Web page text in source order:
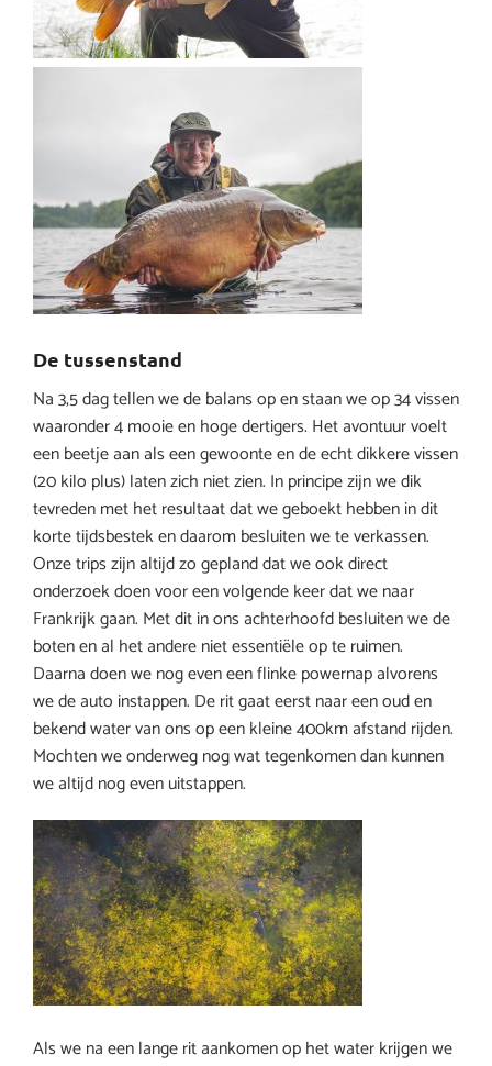
De tussenstand
Na 3,5 dag tellen we de balans op en staan we op 34 vissen
waaronder 4 mooie en hoge dertigers. Het avontuur voelt
een beetje aan als een gewoonte en de echt dikkere vissen
(20 kilo plus) laten zich niet zien. In principe zijn we dik
tevreden met het resultaat dat we geboekt hebben in dit
korte tijdsbestek en daarom besluiten we te verkassen.
Onze trips zijn altijd zo gepland dat we ook direct
onderzoek doen voor een volgende keer dat we naar
Frankrijk gaan. Met dit in ons achterhoofd besluiten we de
boten en al het andere niet essentiële op te ruimen.
Daarna doen we nog even een flinke powernap alvorens
we de auto instappen. De rit gaat eerst naar een oud en
bekend water van ons op een kleine 400km afstand rijden.
Mochten we onderweg nog wat tegenkomen dan kunnen
we altijd nog even uitstappen.
Als we na een lange rit aankomen op het water krijgen we